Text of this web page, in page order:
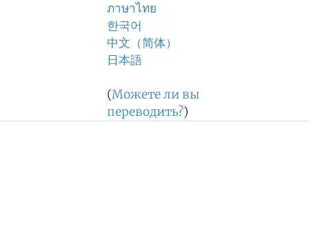
ภาษาไทย
한국어
中文（简体）
日本語
(Можете ли вы
переводить?)